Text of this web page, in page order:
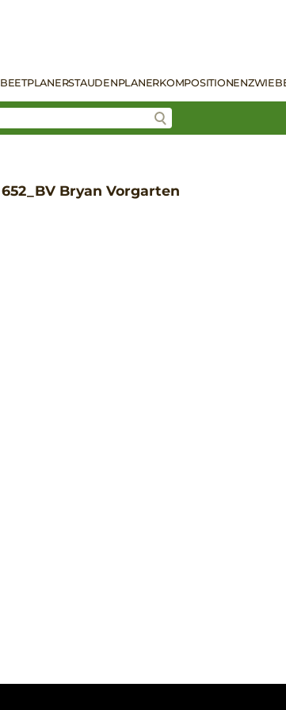
BEETPLANERSTAUDENPLANERKOMPOSITIONEN
652_BV Bryan Vorgarten